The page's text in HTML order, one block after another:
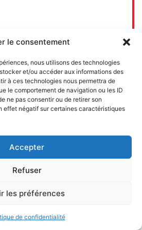
le consentement
nous utilisons des technologies
et/ou accéder aux informations des
à ces technologies nous permettra de
le comportement de navigation ou les ID
ne pas consentir ou de retirer son
effet négatif sur certaines caractéristiques
Accepter
Refuser
les préférences
de confidentialité